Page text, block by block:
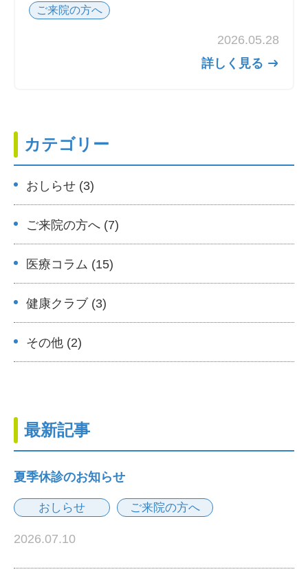
ご来院の方へ
2026.05.28
詳しく見る
カテゴリー
おしらせ (3)
ご来院の方へ (7)
医療コラム (15)
健康クラブ (3)
その他 (2)
最新記事
夏季休診のお知らせ
おしらせ ご来院の方へ
2026.07.10